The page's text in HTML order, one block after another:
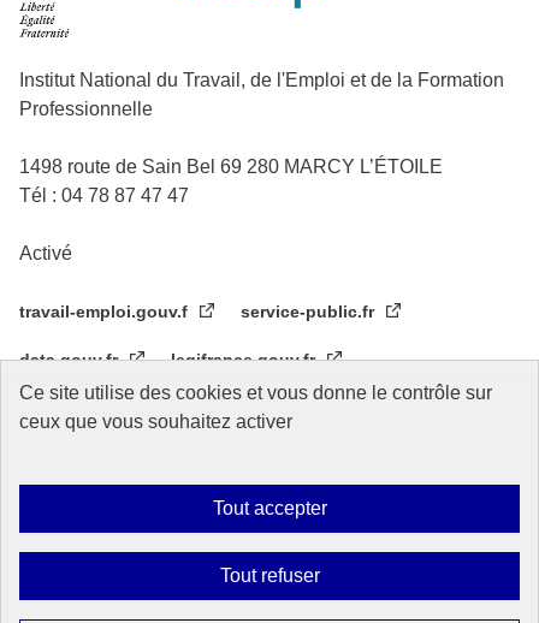
Ce site utilise des cookies et vous donne le contrôle sur
ceux que vous souhaitez activer
Tout accepter
Tout refuser
Institut National du Travail, de l'Emploi et de la Formation
Professionnelle
1498 route de Sain Bel 69 280 MARCY L’ÉTOILE
Tél : 04 78 87 47 47
Activé
travail-emploi.gouv.f service-public.fr
data.gouv.fr legifrance.gouv.fr
Réseau des écoles de service public
Mentions légales
etalab-2.0